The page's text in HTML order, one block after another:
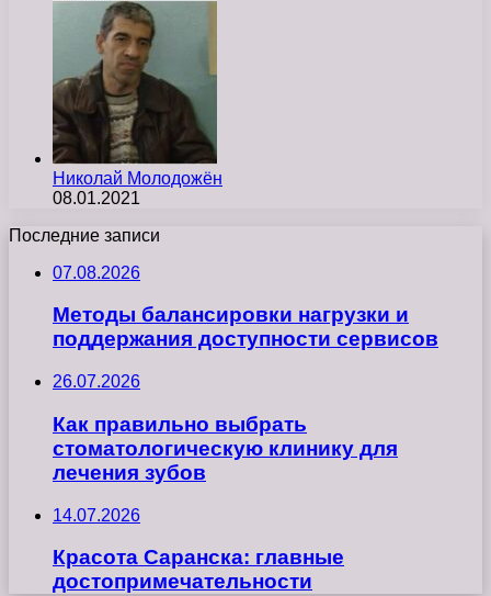
Николай Молодожён
08.01.2021
Последние записи
07.08.2026
Методы балансировки нагрузки и
поддержания доступности сервисов
26.07.2026
Как правильно выбрать
стоматологическую клинику для
лечения зубов
14.07.2026
Красота Саранска: главные
достопримечательности